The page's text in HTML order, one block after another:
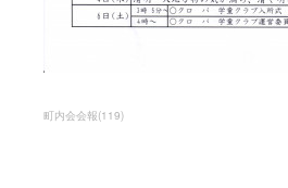
町内会会報(119)